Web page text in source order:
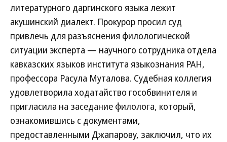
литературного даргинского языка лежит
акушинский диалект. Прокурор просил суд
привлечь для разъяснения филологической
ситуации эксперта — научного сотрудника отдела
кавказских языков института языкознания РАН,
профессора Расула Муталова. Судебная коллегия
удовлетворила ходатайство гособвинителя и
пригласила на заседание филолога, который,
ознакомившись с документами,
предоставленными Джапарову, заключил, что их